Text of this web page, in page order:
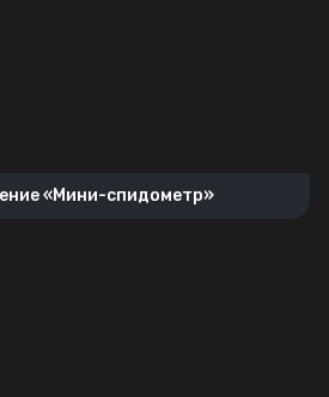
«Мини-спидометр»